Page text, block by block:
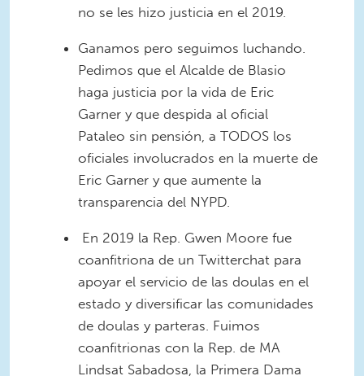
no se les hizo justicia en el 2019.
Ganamos pero seguimos luchando.
Pedimos que el Alcalde de Blasio
haga justicia por la vida de Eric
Garner y que despida al oficial
Pataleo sin pensión, a TODOS los
oficiales involucrados en la muerte de
Eric Garner y que aumente la
transparencia del NYPD.
En 2019 la Rep. Gwen Moore fue
coanfitriona de un Twitterchat para
apoyar el servicio de las doulas en el
estado y diversificar las comunidades
de doulas y parteras. Fuimos
coanfitrionas con la Rep. de MA
Lindsat Sabadosa, la Primera Dama